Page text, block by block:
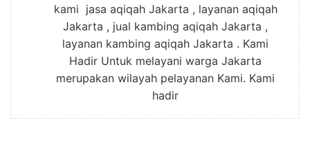
kami jasa aqiqah Jakarta , layanan aqiqah
Jakarta , jual kambing aqiqah Jakarta ,
layanan kambing aqiqah Jakarta . Kami
Hadir Untuk melayani warga Jakarta
merupakan wilayah pelayanan Kami. Kami
hadir